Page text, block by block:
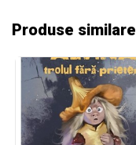
Produse similare